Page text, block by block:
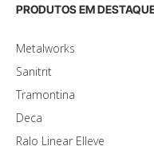
PRODUTOS EM
Metalworks
Sanitrit
Tramontina
Deca
Ralo Linear Elleve